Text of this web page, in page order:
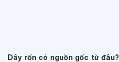
Dây rốn có nguồn gốc từ đâu?